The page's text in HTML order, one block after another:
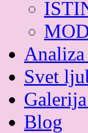
Analiza
Svet
Blog